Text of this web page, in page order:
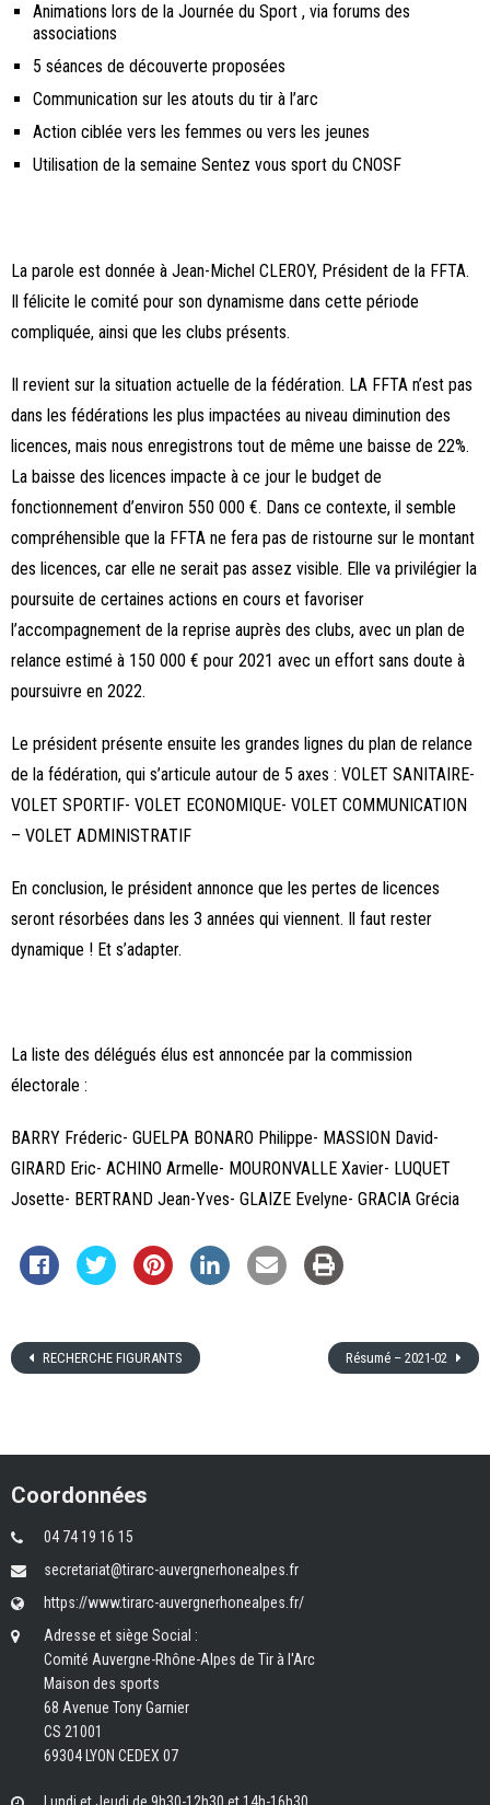
Animations lors de la Journée du Sport , via forums des
associations
5 séances de découverte proposées
Communication sur les atouts du tir à l’arc
Action ciblée vers les femmes ou vers les jeunes
Utilisation de la semaine Sentez vous sport du CNOSF
La parole est donnée à Jean-Michel CLEROY, Président de la FFTA.
Il félicite le comité pour son dynamisme dans cette période
compliquée, ainsi que les clubs présents.
Il revient sur la situation actuelle de la fédération. LA FFTA n’est pas
dans les fédérations les plus impactées au niveau diminution des
licences, mais nous enregistrons tout de même une baisse de 22%.
La baisse des licences impacte à ce jour le budget de
fonctionnement d’environ 550 000 €. Dans ce contexte, il semble
compréhensible que la FFTA ne fera pas de ristourne sur le montant
des licences, car elle ne serait pas assez visible. Elle va privilégier la
poursuite de certaines actions en cours et favoriser
l’accompagnement de la reprise auprès des clubs, avec un plan de
relance estimé à 150 000 € pour 2021 avec un effort sans doute à
poursuivre en 2022.
Le président présente ensuite les grandes lignes du plan de relance
de la fédération, qui s’articule autour de 5 axes : VOLET SANITAIRE-
VOLET SPORTIF- VOLET ECONOMIQUE- VOLET COMMUNICATION
– VOLET ADMINISTRATIF
En conclusion, le président annonce que les pertes de licences
seront résorbées dans les 3 années qui viennent. Il faut rester
dynamique ! Et s’adapter.
La liste des délégués élus est annoncée par la commission
électorale :
BARRY Fréderic- GUELPA BONARO Philippe- MASSION David-
GIRARD Eric- ACHINO Armelle- MOURONVALLE Xavier- LUQUET
Josette- BERTRAND Jean-Yves- GLAIZE Evelyne- GRACIA Grécia
RECHERCHE FIGURANTS Résumé – 2021-02
Coordonnées
04 74 19 16 15
secretariat@tirarc-auvergnerhonealpes.fr
https://www.tirarc-auvergnerhonealpes.fr/
Adresse et siège Social :
Comité Auvergne-Rhône-Alpes de Tir à l'Arc
Maison des sports
68 Avenue Tony Garnier
CS 21001
69304 LYON CEDEX 07